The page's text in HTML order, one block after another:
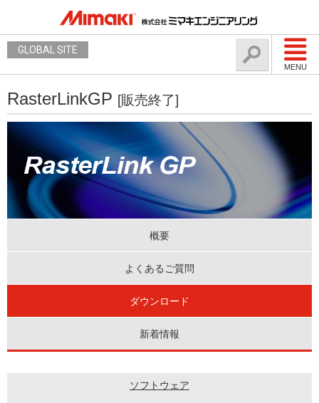
MENU
GLOBAL SITE
RasterLinkGP [販売終了]
概要
よくあるご質問
ダウンロード
新着情報
ソフトウェア